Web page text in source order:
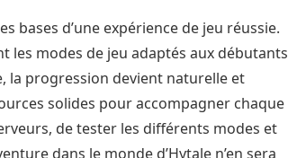
bases d’une expérience de jeu réussie.
les modes de jeu adaptés aux débutants
la progression devient naturelle et
solides pour accompagner chaque
de tester les différents modes et
dans le monde d’Hytale n’en sera